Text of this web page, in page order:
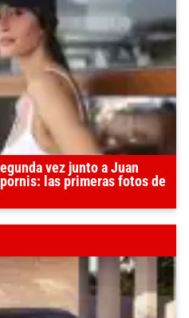
vez junto a Juan
las primeras fotos de